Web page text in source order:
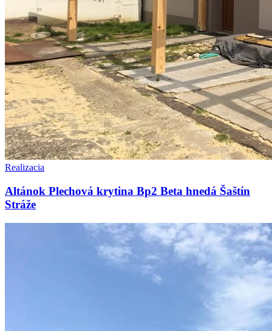
Realizacia
Altánok Plechová krytina Bp2 Beta hnedá Šaštín
Stráže